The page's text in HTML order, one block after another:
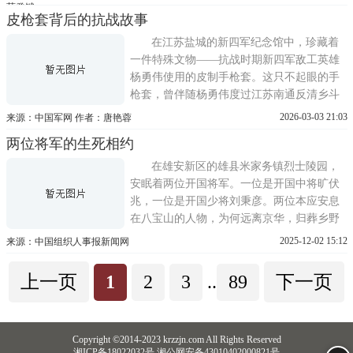
露出的部分依然闪闪发亮，成为红军严守群
众纪律、与人民群众鱼水情深的珍贵见证。
1935年2月3日，正值
莫癸键
皮枪套背后的抗战故事
在江苏盐城的新四军纪念馆中，珍藏着
一件特殊文物——抗战时期新四军敌工英雄
杨勇伟使用的皮制手枪套。这只不起眼的手
枪套，曾伴随杨勇伟度过江苏南通反清乡斗
争最艰难的岁月，见证了他带领的短枪队在
1943年2月下旬，为应对日伪军在苏中地区的
清乡行动，苏中军区从公安局和南通县警卫
团侦察排抽调20余名骨
来源：中国军网 作者：唐艳蓉 2026-03-03 21:03
两位将军的生死相约
在雄安新区的雄县米家务镇烈士陵园，
安眠着两位开国将军。一位是开国中将旷伏
兆，一位是开国少将刘秉彦。两位本应安息
在八宝山的人物，为何远离京华，归葬乡野
呢？原来，抗战时，二人同在冀中十分区，
冀中十分区位于京津保三角地带，被公认为
敌后战场中最残酷的地区。刘秉彦司令员和
来源：中国组织人事报新闻网 2025-12-02 15:12
上一页 1 2 3 .. 89 下一页
Copyright ©2014-2023 krzzjn.com All Rights Reserved